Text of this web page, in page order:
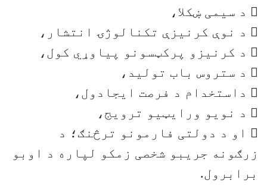
 د سیمی ښکلا،
 د نوې کرنیزې تکنالوژۍ انتشار،
 د کرنیزو پرکټسونو پیاوړي کول،
 د ستروس باب تولید،
 داستخدام د فرصت ایجادول،
 د نویو ورايټیو ترویج،
 او د دولتی فارمونو ترڅنګ؛ د
زرګونه جریبو شخصی زمکو لپاره د اوبو
برابرول.